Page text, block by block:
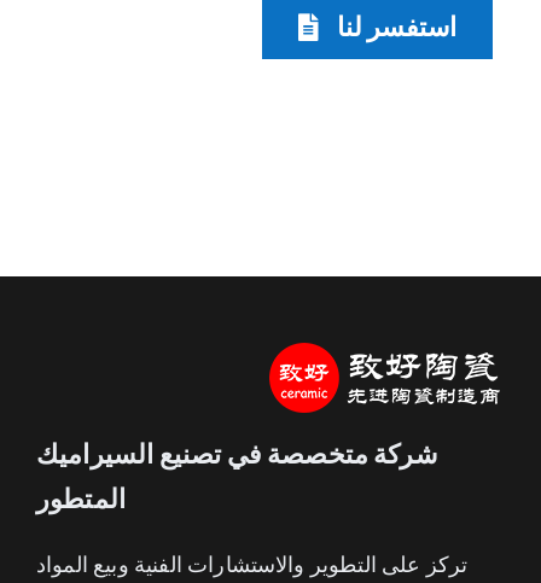
استفسر لنا
شركة متخصصة في تصنيع السيراميك
المتطور
تركز على التطوير والاستشارات الفنية وبيع المواد